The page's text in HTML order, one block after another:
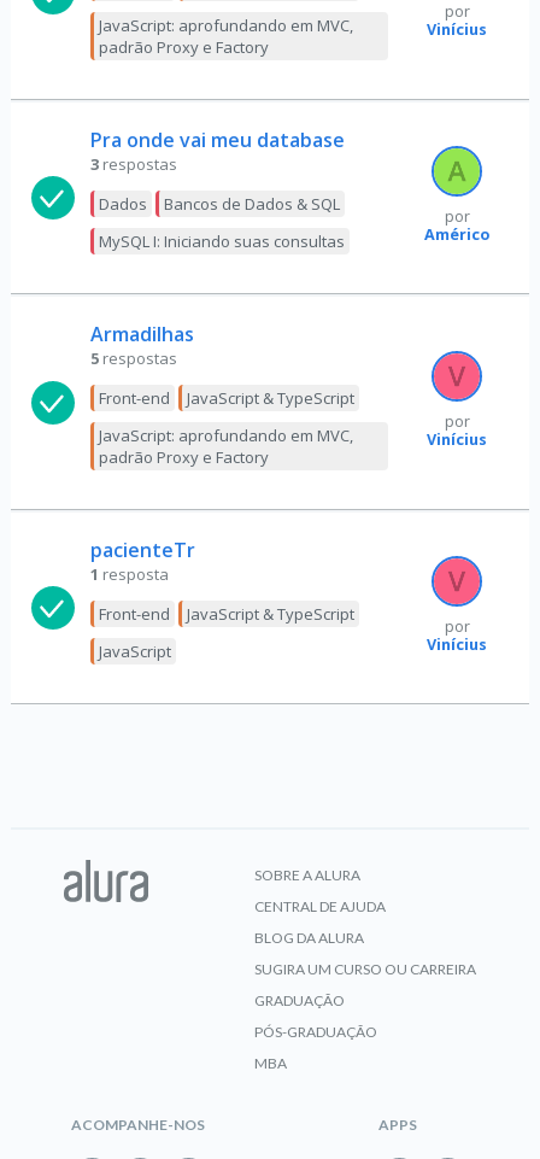
JavaScript: aprofundando em MVC,
padrão Proxy e Factory
por
Vinícius
Pra onde vai meu database
3 respostas
Dados
Bancos de Dados & SQL
MySQL I: Iniciando suas consultas
por
Américo
Armadilhas
5 respostas
Front-end
JavaScript & TypeScript
JavaScript: aprofundando em MVC,
padrão Proxy e Factory
por
Vinícius
pacienteTr
1 resposta
Front-end
JavaScript & TypeScript
JavaScript
por
Vinícius
SOBRE A ALURA
CENTRAL DE AJUDA
BLOG DA ALURA
SUGIRA UM CURSO OU CARREIRA
GRADUAÇÃO
PÓS-GRADUAÇÃO
MBA
ACOMPANHE-NOS APPS